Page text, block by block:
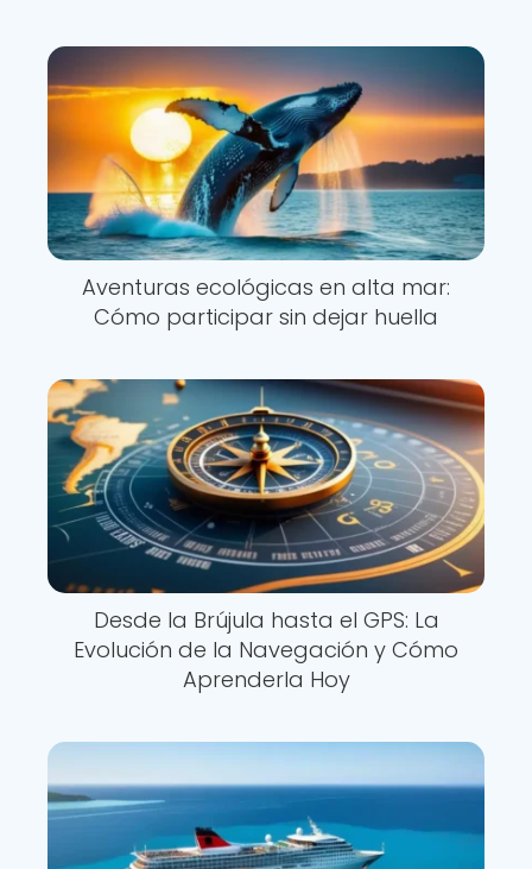
Aventuras ecológicas en alta mar:
Cómo participar sin dejar huella
Desde la Brújula hasta el GPS: La
Evolución de la Navegación y Cómo
Aprenderla Hoy